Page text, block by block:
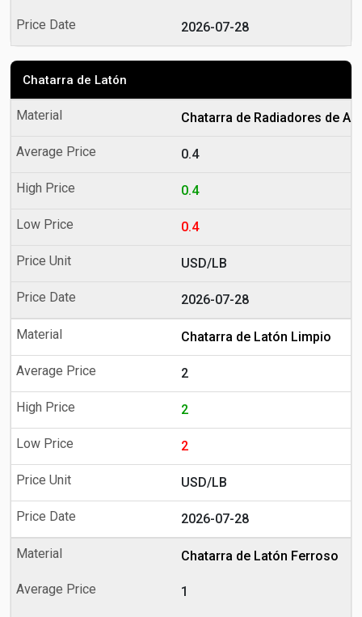
2026-07-28
Chatarra de Latón
Chatarra de Radiadores de
0.4
0.4
0.4
USD/LB
2026-07-28
Chatarra de Latón Limpio
2
2
2
USD/LB
2026-07-28
Chatarra de Latón Ferroso
1